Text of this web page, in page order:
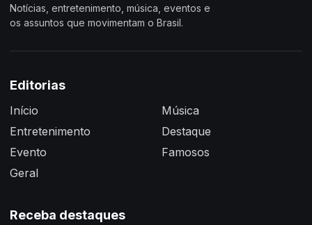
Notícias, entretenimento, música, eventos e
os assuntos que movimentam o Brasil.
Editorias
Início
Entretenimento
Evento
Geral
Música
Destaque
Famosos
Receba destaques